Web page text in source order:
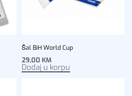
Šal BiH World Cup
29,00 KM
Dodaj u korpu